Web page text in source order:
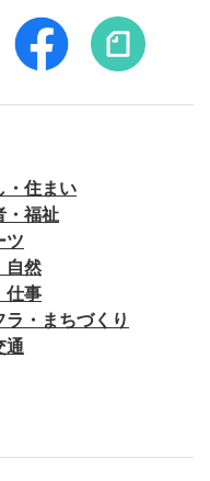
・住まい
・福祉
ツ
自然
仕事
ラ・まちづくり
通